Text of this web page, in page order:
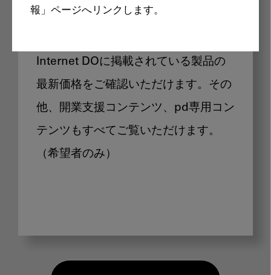
報」ページへリンクします。
Internet DOに掲載されている製品の
最新価格をご確認いただけます。その
他、開業支援コンテンツ、pd専用コン
テンツもすべてご覧いただけます。
（希望者のみ）